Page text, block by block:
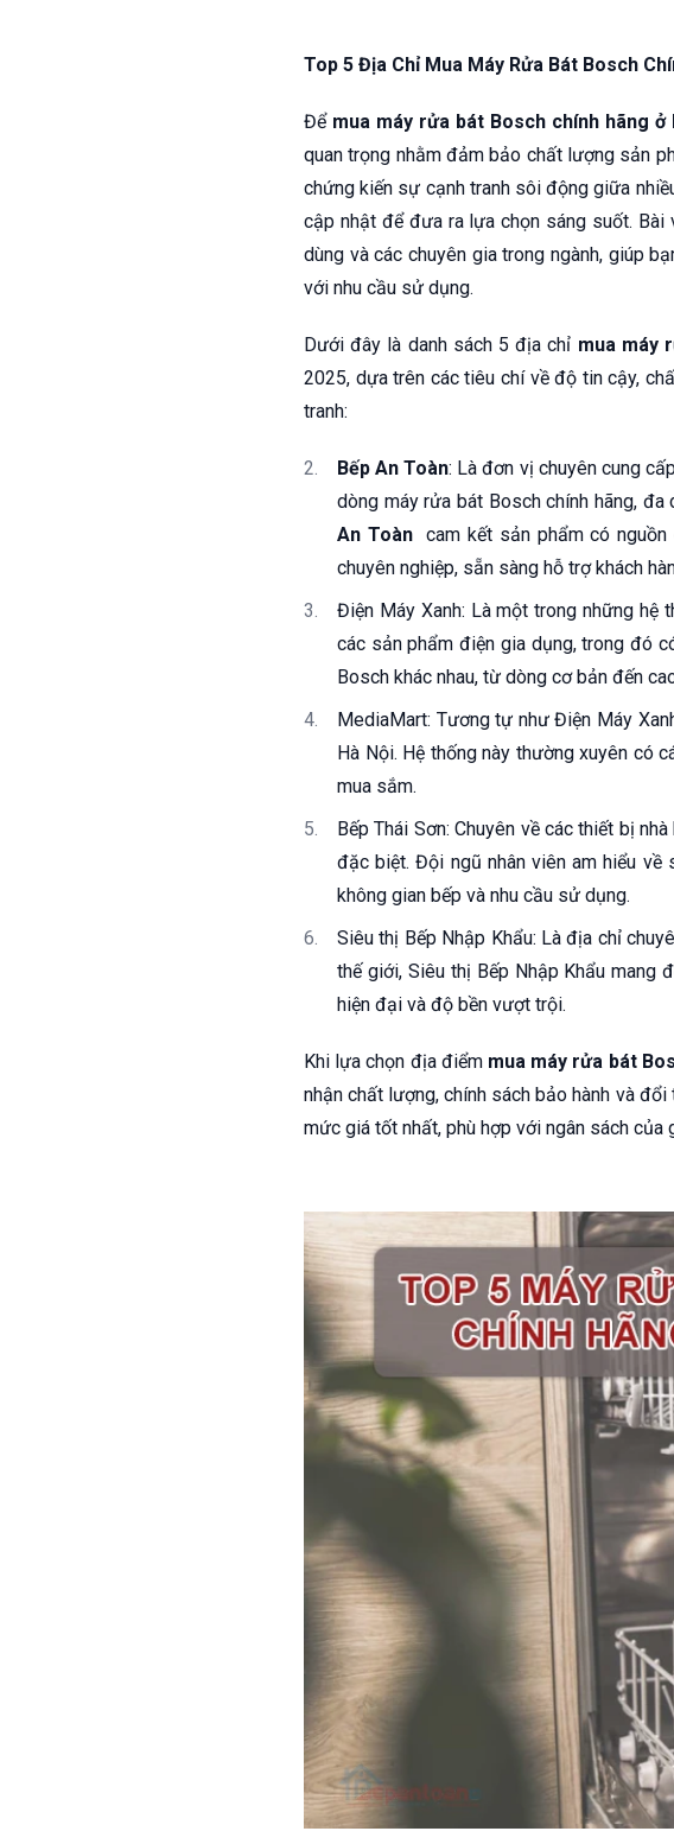
Top 5 Địa Chỉ Mua Máy Rửa Bát Bosch
Để mua máy rửa bát Bosch chính hãng
quan trọng nhằm đảm bảo chất lượng sản
chứng kiến sự cạnh tranh sôi động giữa
cập nhật để đưa ra lựa chọn sáng suốt.
dùng và các chuyên gia trong ngành, giúp
với nhu cầu sử dụng.
Dưới đây là danh sách 5 địa chỉ mua máy
2025, dựa trên các tiêu chí về độ tin cậy,
tranh:
Bếp An Toàn: Là đơn vị chuyên cung
dòng máy rửa bát Bosch chính hãng,
An Toàn cam kết sản phẩm có
chuyên nghiệp, sẵn sàng hỗ trợ khách
Điện Máy Xanh: Là một trong những hệ
các sản phẩm điện gia dụng, trong đó
Bosch khác nhau, từ dòng cơ bản đến
MediaMart: Tương tự như Điện Máy
Hà Nội. Hệ thống này thường xuyên có
mua sắm.
Bếp Thái Sơn: Chuyên về các thiết bị
đặc biệt. Đội ngũ nhân viên am hiểu
không gian bếp và nhu cầu sử dụng.
Siêu thị Bếp Nhập Khẩu: Là địa chỉ
thế giới, Siêu thị Bếp Nhập Khẩu mang
hiện đại và độ bền vượt trội.
Khi lựa chọn địa điểm mua máy rửa bát
nhận chất lượng, chính sách bảo hành và
mức giá tốt nhất, phù hợp với ngân sách của